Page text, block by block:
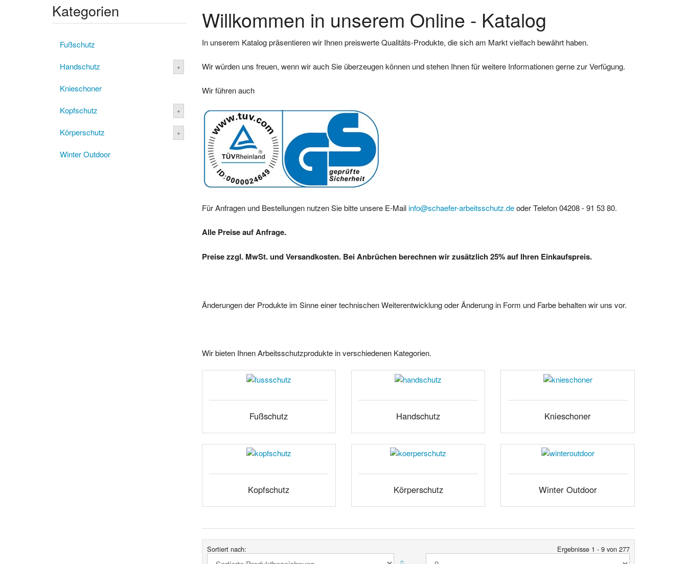
Willkommen in unserem Online - Katalog
In unserem Katalog präsentieren wir Ihnen preiswerte Qualitäts-Produkte, die sich am Markt vielfach bewährt haben.
Wir würden uns freuen, wenn wir auch Sie überzeugen können und stehen Ihnen für weitere Informationen gerne zur Verfügung.
Wir führen auch
Für Anfragen und Bestellungen nutzen Sie bitte unsere E-Mailinfo@schaefer-arbeitsschutz.deoder Telefon 04208 - 91 53 80.
Alle Preise auf Anfrage.
Preise zzgl. MwSt. und Versandkosten. Bei Anbrüchen berechnen wir zusätzlich 25% auf Ihren Einkaufspreis.
Änderungen der Produkte im Sinne einer technischen Weiterentwicklung oder Änderung in Form und Farbe behalten wir uns vor.
Wir bieten Ihnen Arbeitsschutzprodukte in verschiedenen Kategorien.
Fußschutz Handschutz Knieschoner
Kopfschutz Körperschutz Winter Outdoor
Sortiert nach: Ergebnisse 1 - 9 von 277
Kategorien
Fußschutz
Handschutz
Knieschoner
Kopfschutz
Körperschutz
Winter Outdoor